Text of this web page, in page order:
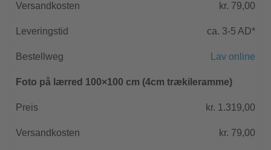
kr. 79,00
ca. 3-5 AD*
Lav online
Foto på lærred 100×100 cm (4cm trækileramme)
kr. 1.319,00
kr. 79,00